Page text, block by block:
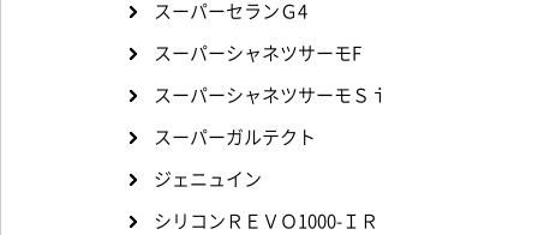
スーパーセランＧ4
スーパーシャネツサーモF
スーパーシャネツサーモＳｉ
スーパーガルテクト
ジェニュイン
シリコンＲＥＶＯ1000-ＩＲ